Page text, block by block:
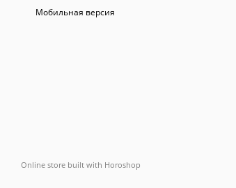
Мобильная версия
Online store built with Horoshop